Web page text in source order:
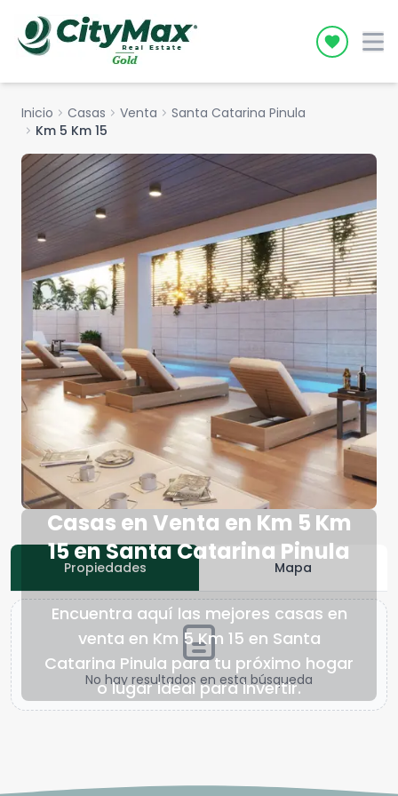
Icon
Inicio chevron_right Casas chevron_right Venta chevron_right Santa Catarina Pinula
chevron_right Km 5 Km 15
Casas en Venta en Km 5 Km
15 en Santa Catarina Pinula
Encuentra aquí las mejores casas en
venta en Km 5 Km 15 en Santa
Catarina Pinula para tu próximo hogar
o lugar ideal para invertir.
Propiedades Mapa
No hay resultados en esta búsqueda